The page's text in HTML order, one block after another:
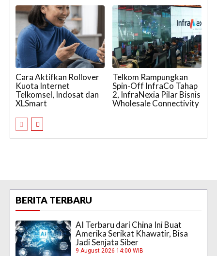
Cara Aktifkan Rollover
Kuota Internet
Telkomsel, Indosat dan
XLSmart
Telkom Rampungkan
Spin-Off InfraCo Tahap
2, InfraNexia Pilar Bisnis
Wholesale Connectivity
BERITA TERBARU
AI Terbaru dari China Ini Buat
Amerika Serikat Khawatir, Bisa
Jadi Senjata Siber
9 August 2026 14:00 WIB